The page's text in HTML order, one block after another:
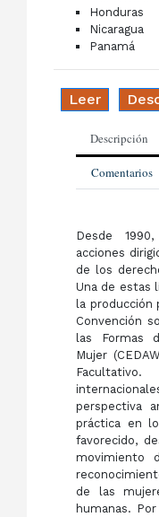
Honduras
Nicaragua
Panamá
Leer
Descripción
Comentarios
Desde
acciones
de los
Una de estas
la producción
Convención
las Formas
Mujer
perspectiva
práctica en
favorecido,
movimiento
de las
humanas.